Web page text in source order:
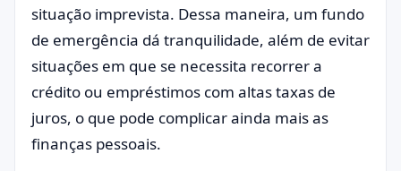
situação imprevista. Dessa maneira, um fundo
de emergência dá tranquilidade, além de evitar
situações em que se necessita recorrer a
crédito ou empréstimos com altas taxas de
juros, o que pode complicar ainda mais as
finanças pessoais.